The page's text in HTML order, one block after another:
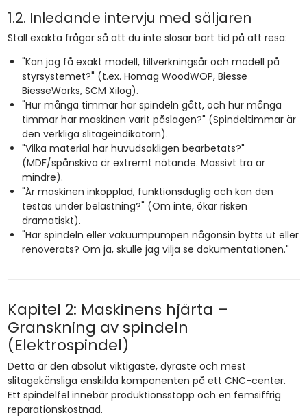
1.2. Inledande intervju med säljaren
Ställ exakta frågor så att du inte slösar bort tid på att resa:
"Kan jag få exakt modell, tillverkningsår och modell på
styrsystemet?" (t.ex. Homag WoodWOP, Biesse
BiesseWorks, SCM Xilog).
"Hur många timmar har spindeln gått, och hur många
timmar har maskinen varit påslagen?" (Spindeltimmar är
den verkliga slitageindikatorn).
"Vilka material har huvudsakligen bearbetats?"
(MDF/spånskiva är extremt nötande. Massivt trä är
mindre).
"Är maskinen inkopplad, funktionsduglig och kan den
testas under belastning?" (Om inte, ökar risken
dramatiskt).
"Har spindeln eller vakuumpumpen någonsin bytts ut eller
renoverats? Om ja, skulle jag vilja se dokumentationen."
Kapitel 2: Maskinens hjärta –
Granskning av spindeln
(Elektrospindel)
Detta är den absolut viktigaste, dyraste och mest
slitagekänsliga enskilda komponenten på ett CNC-center.
Ett spindelfel innebär produktionsstopp och en femsiffrig
reparationskostnad.